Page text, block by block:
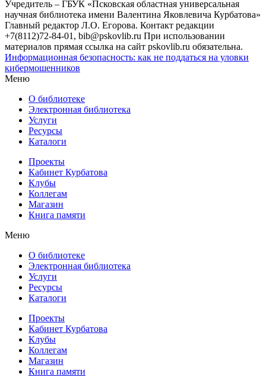
Учредитель – ГБУК «Псковская областная универсальная
научная библиотека имени Валентина Яковлевича Курбатова»
Главный редактор Л.О. Егорова. Контакт редакции
+7(8112)72-84-01, bib@pskovlib.ru При использовании
материалов прямая ссылка на сайт pskovlib.ru обязательна.
Информационная безопасность: как не поддаться на уловки
кибермошенников
Меню
О библиотеке
Электронная библиотека
Услуги
Ресурсы
Каталоги
Проекты
Кабинет Курбатова
Клубы
Коллегам
Магазин
Книга памяти
Меню
О библиотеке
Электронная библиотека
Услуги
Ресурсы
Каталоги
Проекты
Кабинет Курбатова
Клубы
Коллегам
Магазин
Книга памяти